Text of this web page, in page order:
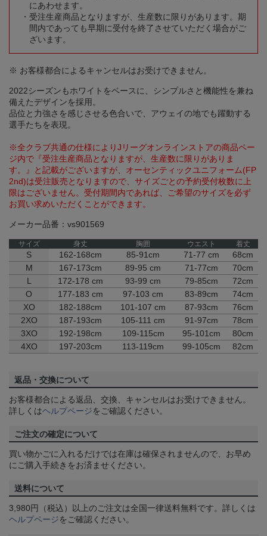
にあわせます。
受注生産商品となりますが、生産数に限りがあります。期
間内であっても早期に受付を終了させていただく場合がご
ざいます。
※ お客様都合によるキャンセルはお受けできません。
2022シーズンもホワイトをベースに、シンプルさと機能性を兼ね
備えたデザインを採用。
品位と力強さを感じさせる色合いで、アウェイの地でも躍動する
選手たちを表現。
※全クラブ共通の仕様によりJリーグオンラインストアの商品ペー
ジ内で『受注生産商品となりますが、生産数に限りがありま
す。』と記載がございますが、オーセンティックユニフォーム(FP
2nd)は受注販売となりますので、サイズごとの予約受付枚数に上
限はございません。受付期間内であれば、ご希望のサイズを必ず
お買い求めいただくことができます。
メーカー品番：vs901569
サイズ 身丈 胸囲 ウエスト 着丈
S 162-168cm 85-91cm 71-77 cm
68cm
M
167-173cm 89-95 cm 71-77cm
70cm
L
172-178 cm 93-99 cm 79-85cm
72cm
O
177-183 cm 97-103 cm 83-89cm
74cm
XO
182-188cm 101-107 cm 87-93cm
76cm
2XO
187-193cm 105-111 cm 91-97cm
78cm
3XO
192-198cm 109-115cm 95-101cm
80cm
4XO
197-203cm 113-119cm 99-105cm 82cm
返品・交換について
お客様都合による返品、交換、キャンセルはお受けできません。
詳しくはヘルプページをご確認ください。
ご注文の確定について
買い物かごに入れるだけでは在庫は確保されませんので、お早め
にご購入手続きをお済ませください。
送料について
3,980円（税込）以上のご注文は全国一律送料無料です。詳しくは
ヘルプページをご確認ください。